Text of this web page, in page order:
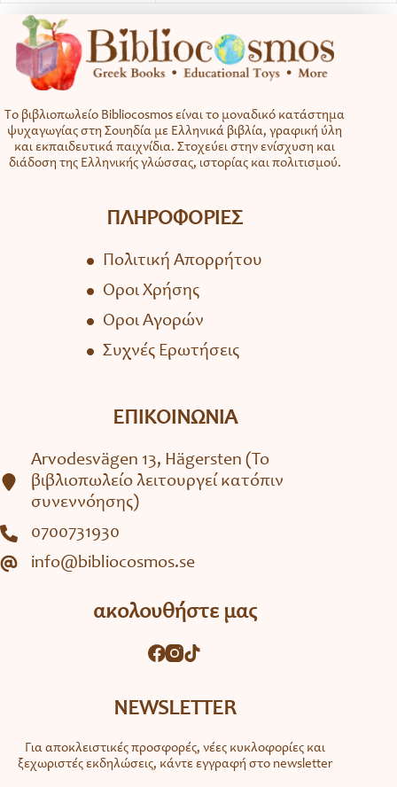
Το βιβλιοπωλείο Bibliocosmos είναι το μοναδικό κατάστημα
ψυχαγωγίας στη Σουηδία με Ελληνικά βιβλία, γραφική ύλη
και εκπαιδευτικά παιχνίδια. Στοχεύει στην ενίσχυση και
διάδοση της Ελληνικής γλώσσας, ιστορίας και πολιτισμού.
ΠΛΗΡΟΦΟΡΙΕΣ
Πολιτική Απορρήτου
Όροι Χρήσης
Όροι Αγορών
Συχνές Ερωτήσεις
ΕΠΙΚΟΙΝΩΝΙΑ
Arvodesvägen 13, Hägersten (To
βιβλιοπωλείο λειτουργεί κατόπιν
συνεννόησης)
0700731930
info@bibliocosmos.se
ακολουθήστε μας
NEWSLETTER
Για αποκλειστικές προσφορές, νέες κυκλοφορίες και
ξεχωριστές εκδηλώσεις, κάντε εγγραφή στο newsletter